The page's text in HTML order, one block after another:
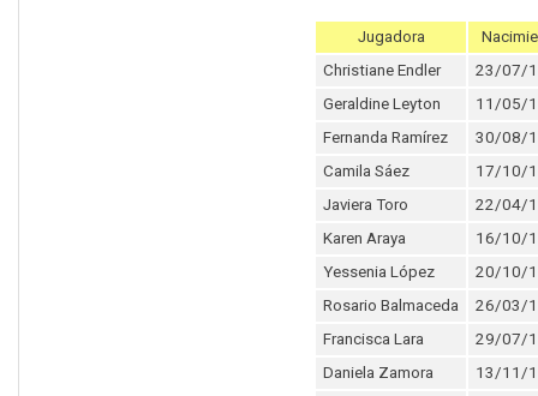
Jugadora
Christiane Endler
23/07/
Geraldine Leyton
11/05/
Fernanda Ramírez
30/08/
Camila Sáez
17/10/
Javiera Toro
22/04/
Karen Araya
16/10/
Yessenia López
20/10/
Rosario Balmaceda
26/03/
Francisca Lara
29/07/
Daniela Zamora
13/11/